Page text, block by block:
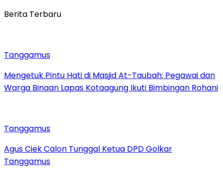
Berita Terbaru
Tanggamus
Mengetuk Pintu Hati di Masjid At-Taubah: Pegawai dan
Warga Binaan Lapas Kotaagung Ikuti Bimbingan Rohani
Tanggamus
Agus Ciek Calon Tunggal Ketua DPD Golkar
Tanggamus